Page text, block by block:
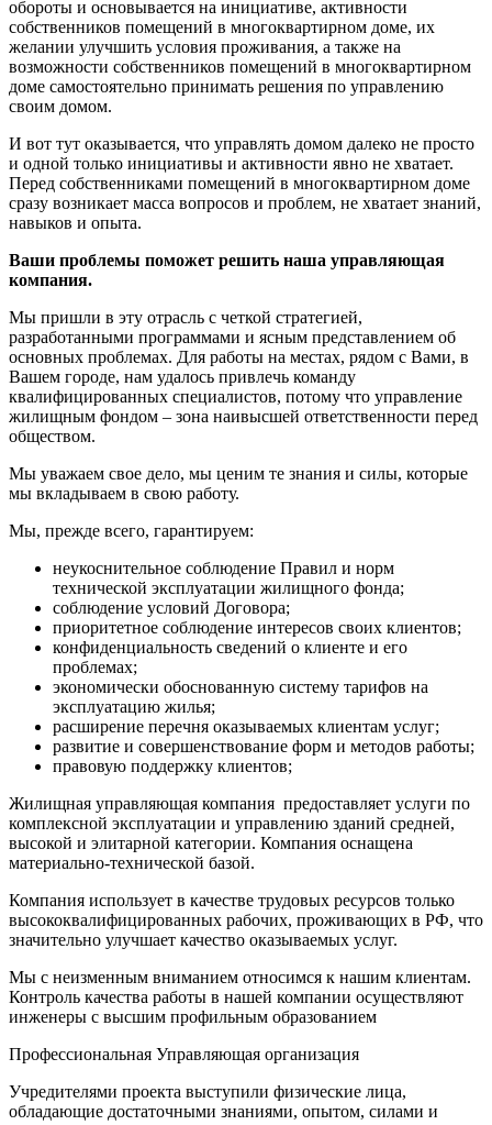
обороты и основывается на инициативе, активности
собственников помещений в многоквартирном доме, их
желании улучшить условия проживания, а также на
возможности собственников помещений в многоквартирном
доме самостоятельно принимать решения по управлению
своим домом.
И вот тут оказывается, что управлять домом далеко не просто
и одной только инициативы и активности явно не хватает.
Перед собственниками помещений в многоквартирном доме
сразу возникает масса вопросов и проблем, не хватает знаний,
навыков и опыта.
Ваши проблемы поможет решить наша управляющая
компания.
Мы пришли в эту отрасль с четкой стратегией,
разработанными программами и ясным представлением об
основных проблемах. Для работы на местах, рядом с Вами, в
Вашем городе, нам удалось привлечь команду
квалифицированных специалистов, потому что управление
жилищным фондом – зона наивысшей ответственности перед
обществом.
Мы уважаем свое дело, мы ценим те знания и силы, которые
мы вкладываем в свою работу.
Мы, прежде всего, гарантируем:
неукоснительное соблюдение Правил и норм
технической эксплуатации жилищного фонда;
соблюдение условий Договора;
приоритетное соблюдение интересов своих клиентов;
конфиденциальность сведений о клиенте и его
проблемах;
экономически обоснованную систему тарифов на
эксплуатацию жилья;
расширение перечня оказываемых клиентам услуг;
развитие и совершенствование форм и методов работы;
правовую поддержку клиентов;
Жилищная управляющая компания предоставляет услуги по
комплексной эксплуатации и управлению зданий средней,
высокой и элитарной категории. Компания оснащена
материально-технической базой.
Компания использует в качестве трудовых ресурсов только
высококвалифицированных рабочих, проживающих в РФ, что
значительно улучшает качество оказываемых услуг.
Мы с неизменным вниманием относимся к нашим клиентам.
Контроль качества работы в нашей компании осуществляют
инженеры с высшим профильным образованием
Профессиональная Управляющая организация
Учредителями проекта выступили физические лица,
обладающие достаточными знаниями, опытом, силами и